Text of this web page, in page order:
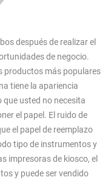
después de realizar el
de negocio.
productos más populares
tiene la apariencia
que usted no necesita
el papel. El ruido de
el papel de reemplazo
tipo de instrumentos y
impresoras de kiosco, el
y puede ser vendido